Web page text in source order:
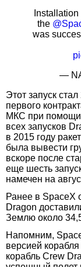
the
was
—
Этот запуск
первого
МКС при помощи
всех запусков
в 2015 году
была вывести
вскоре после
еще шесть
намечен на
Ранее в SpaceX
Dragon
Землю около
Напомним,
версией
корабль Crew